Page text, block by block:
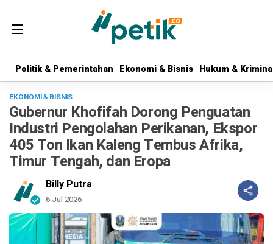
Politik & Pemerintahan Ekonomi & Bisnis Hukum &
Politik & Pemerintahan Ekonomi & Bisnis Hukum &
EKONOMI & BISNIS
Gubernur Khofifah Dorong Penguatan
Industri Pengolahan Perikanan, Ekspor
405 Ton Ikan Kaleng Tembus Afrika,
Timur Tengah, dan Eropa
Billy Putra
6 Jul 2026